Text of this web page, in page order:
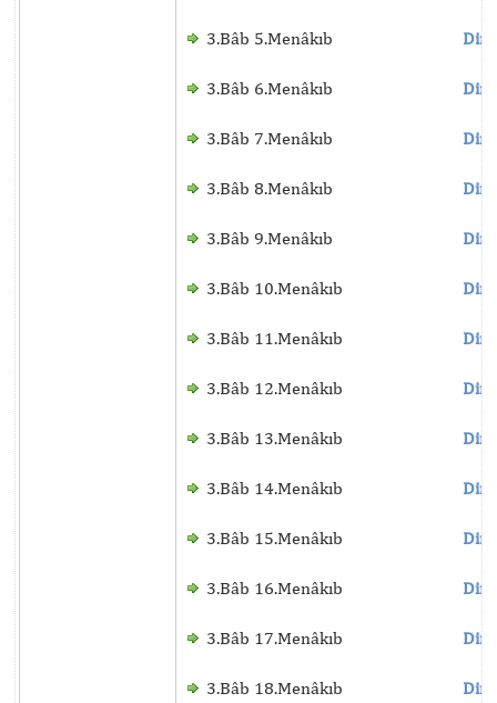
3.Bâb 5.Menâkıb
3.Bâb 6.Menâkıb
3.Bâb 7.Menâkıb
3.Bâb 8.Menâkıb
3.Bâb 9.Menâkıb
3.Bâb 10.Menâkıb
3.Bâb 11.Menâkıb
3.Bâb 12.Menâkıb
3.Bâb 13.Menâkıb
3.Bâb 14.Menâkıb
3.Bâb 15.Menâkıb
3.Bâb 16.Menâkıb
3.Bâb 17.Menâkıb
3.Bâb 18.Menâkıb